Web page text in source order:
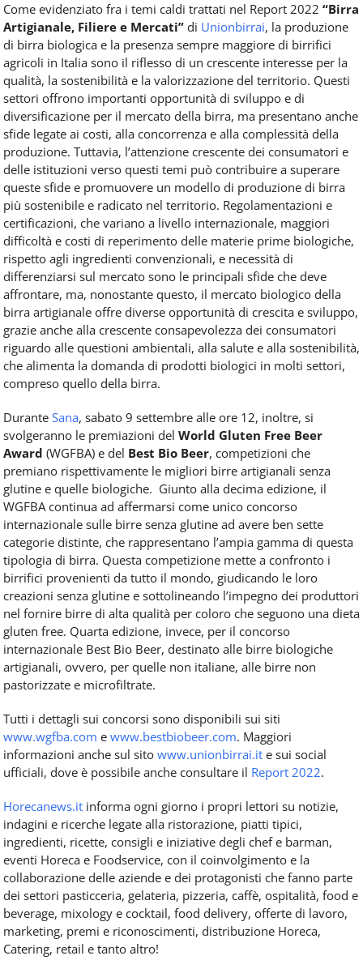
Come evidenziato fra i temi caldi trattati nel Report 2022 “Birra
Artigianale, Filiere e Mercati” di Unionbirrai, la produzione
di birra biologica e la presenza sempre maggiore di birrifici
agricoli in Italia sono il riflesso di un crescente interesse per la
qualità, la sostenibilità e la valorizzazione del territorio. Questi
settori offrono importanti opportunità di sviluppo e di
diversificazione per il mercato della birra, ma presentano anche
sfide legate ai costi, alla concorrenza e alla complessità della
produzione. Tuttavia, l’attenzione crescente dei consumatori e
delle istituzioni verso questi temi può contribuire a superare
queste sfide e promuovere un modello di produzione di birra
più sostenibile e radicato nel territorio. Regolamentazioni e
certificazioni, che variano a livello internazionale, maggiori
difficoltà e costi di reperimento delle materie prime biologiche,
rispetto agli ingredienti convenzionali, e necessità di
differenziarsi sul mercato sono le principali sfide che deve
affrontare, ma, nonostante questo, il mercato biologico della
birra artigianale offre diverse opportunità di crescita e sviluppo,
grazie anche alla crescente consapevolezza dei consumatori
riguardo alle questioni ambientali, alla salute e alla sostenibilità,
che alimenta la domanda di prodotti biologici in molti settori,
compreso quello della birra.
Durante Sana, sabato 9 settembre alle ore 12, inoltre, si
svolgeranno le premiazioni del World Gluten Free Beer
Award (WGFBA) e del Best Bio Beer, competizioni che
premiano rispettivamente le migliori birre artigianali senza
glutine e quelle biologiche. Giunto alla decima edizione, il
WGFBA continua ad affermarsi come unico concorso
internazionale sulle birre senza glutine ad avere ben sette
categorie distinte, che rappresentano l’ampia gamma di questa
tipologia di birra. Questa competizione mette a confronto i
birrifici provenienti da tutto il mondo, giudicando le loro
creazioni senza glutine e sottolineando l’impegno dei produttori
nel fornire birre di alta qualità per coloro che seguono una dieta
gluten free. Quarta edizione, invece, per il concorso
internazionale Best Bio Beer, destinato alle birre biologiche
artigianali, ovvero, per quelle non italiane, alle birre non
pastorizzate e microfiltrate.
Tutti i dettagli sui concorsi sono disponibili sui siti
www.wgfba.com e www.bestbiobeer.com. Maggiori
informazioni anche sul sito www.unionbirrai.it e sui social
ufficiali, dove è possibile anche consultare il Report 2022.
Horecanews.it informa ogni giorno i propri lettori su notizie,
indagini e ricerche legate alla ristorazione, piatti tipici,
ingredienti, ricette, consigli e iniziative degli chef e barman,
eventi Horeca e Foodservice, con il coinvolgimento e la
collaborazione delle aziende e dei protagonisti che fanno parte
dei settori pasticceria, gelateria, pizzeria, caffè, ospitalità, food e
beverage, mixology e cocktail, food delivery, offerte di lavoro,
marketing, premi e riconoscimenti, distribuzione Horeca,
Catering, retail e tanto altro!